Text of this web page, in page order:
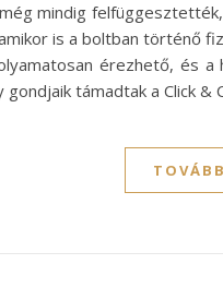
mindig
is a boltban történő
érezhető, és
támadtak a Click
TOVÁBB